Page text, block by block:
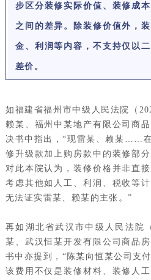
步区分装修实际价值、装修成
之间的差异。除装修价值外，
金、利润等内容，不支持仅以
差价。
如福建省福州市中级人民法院（
赖某、福州中某地产有限公司商
决书中指出，“现雷某、赖某……
修升级款加上购房款中的装修部
对此本院认为，装修价格并非直
考虑其他如人工、利润、税收等
无法证实雷某、赖某的主张。”
再如湖北省武汉市中级人民法院
某、武汉恒某开发有限公司商品
书中亦提到，“陈某向恒某公司支
该费用不仅是装修材料、装修人